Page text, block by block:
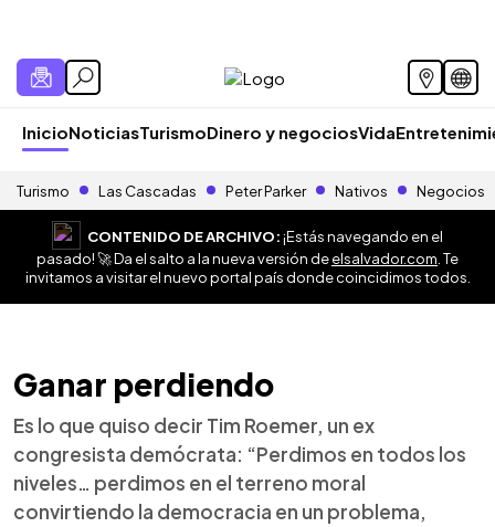
InicioNoticiasTurismoDinero y negociosVida
Turismo Las Cascadas Peter Parker Nativos Negocios
CONTENIDO DE ARCHIVO:¡Estás navegando en el
pasado! 🚀 Da el salto a la nueva versión deelsalvador.com . Te
invitamos a visitar el nuevo portal país donde coincidimos todos.
Ganar perdiendo
Es lo que quiso decir Tim Roemer, un ex
congresista demócrata: “Perdimos en todos los
niveles… perdimos en el terreno moral
convirtiendo la democracia en un problema,